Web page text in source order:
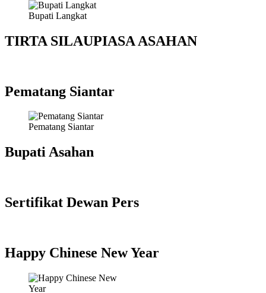
Bupati Langkat
TIRTA SILAUPIASA ASAHAN
Pematang Siantar
Pematang Siantar
Bupati Asahan
Sertifikat Dewan Pers
Happy Chinese New Year